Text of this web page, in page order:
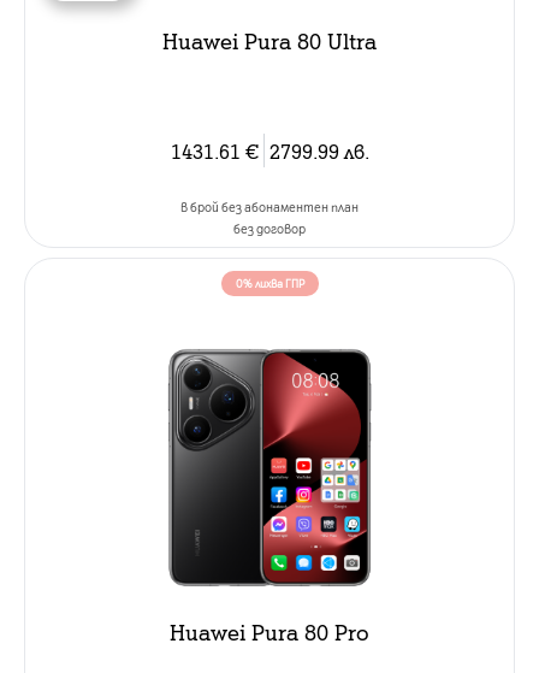
Huawei Pura 80 Ultra
1431.61 € 2799.99 лв.
в брой без абонаментен план
без договор
0% лихва ГПР
Huawei Pura 80 Pro